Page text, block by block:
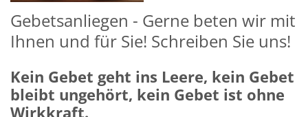
Gebetsanliegen - Gerne beten wir mit
Ihnen und für Sie! Schreiben Sie uns!
Kein Gebet geht ins Leere, kein Gebet
bleibt ungehört, kein Gebet ist ohne
Wirkkraft.